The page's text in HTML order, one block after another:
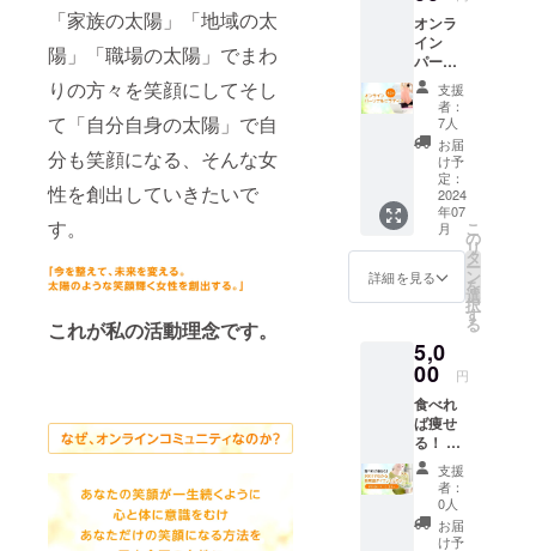
「家族の太陽」「地域の太
陽」「職場の太陽」でまわ
りの方々を笑顔にしてそし
て「自分自身の太陽」で自
分も笑顔になる、そんな女
性を創出していきたいで
す。
これが私の活動理念です。
援いた
だくこ
とがで
きま
す。 ※
支援時
に必ず
備考欄
にご希
望のお
名前を
ご記入
くださ
い。記
CAMPF
IREにて
使用さ
れてい
るハン
ドル
ネーム
を使用
させて
頂きま
すので
幅/46c
m 肩
幅/41c
m 袖
丈/18c
m S:
丈/66c
m 身
幅/49c
m 肩
幅/44c
m 袖
丈/19c
m M: 身
m 肩
幅/47c
丈/20c
m L:
身
丈/74c
m 身
幅/55c
m 肩
幅/50c
オンラ
イン
パーソ
ナルピ
ラティ
ス（60
分） ピ
ラティ
スを受
けると
「腰痛
が改善
した」
「姿勢
がよく
「お腹
が凹ん
だ」
「レッ
スン後
に便通
がよく
なる」
「身長
が伸び
た」な
支援
者：
7人
お届
け予
定：
2024
年07
月
詳細を見る
こ
の
リ
タ
ー
ン
を
選
択
す
る
5,0
00 円
食べれ
ば痩せ
る！ 90
分でわ
かる新
常識ダ
イエッ
トセミ
支援
者：
0人
お届
け予